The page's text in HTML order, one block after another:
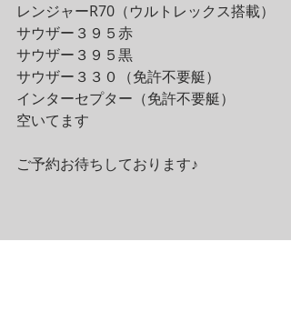
レンジャーR70（ウルトレックス搭載）
サウザー３９５赤
サウザー３９５黒
サウザー３３０（免許不要艇）
インターセプター（免許不要艇）
空いてます
ご予約お待ちしております♪